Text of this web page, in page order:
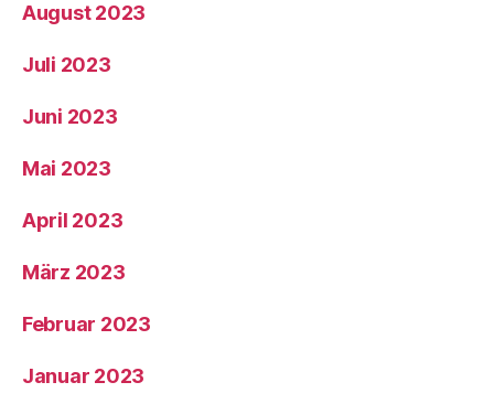
August 2023
Juli 2023
Juni 2023
Mai 2023
April 2023
März 2023
Februar 2023
Januar 2023